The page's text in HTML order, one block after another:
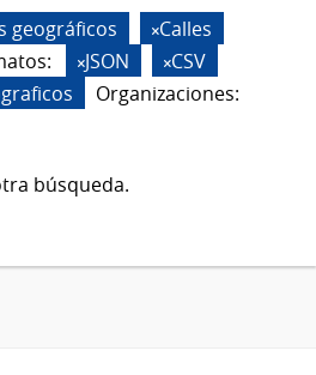
geográficos
Calles
JSON
CSV
Organizaciones:
búsqueda.